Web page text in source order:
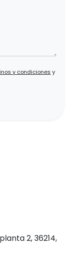
y condiciones y
2, 36214,